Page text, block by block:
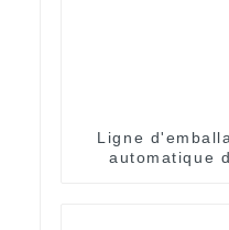
Ligne
automatique